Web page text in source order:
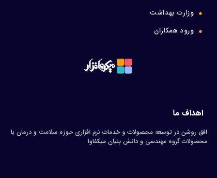
وزارت بهداشت
ورود همکاران
اهداف ما
افق روشن در توسعه محصولات و خدمات نرم افزاری حوزه سلامت و درمان با
محصولات گروه مهندسی و دانش بنیان میکفاوا